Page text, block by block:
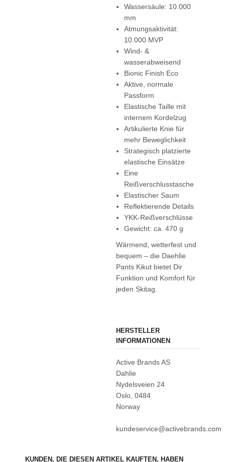
Wassersäule: 10.000
mm
Atmungsaktivität:
10.000 MVP
Wind- &
wasserabweisend
Bionic Finish Eco
Aktive, normale
Passform
Elastische Taille mit
internem Kordelzug
Artikulierte Knie für
mehr Beweglichkeit
Strategisch platzierte
elastische Einsätze
Eine
Reißverschlusstasche
Elastischer Saum
Reflektierende Details
YKK-Reißverschlüsse
Gewicht: ca. 470 g
Wärmend, wetterfest und
bequem – die Daehlie
Pants Kikut bietet Dir
Funktion und Komfort für
jeden Skitag.
HERSTELLER
INFORMATIONEN
Active Brands AS
Dahlie
Nydelsveien 24
Oslo, 0484
Norway
kundeservice@activebrands.com
KUNDEN, DIE DIESEN ARTIKEL KAUFTEN, HABEN